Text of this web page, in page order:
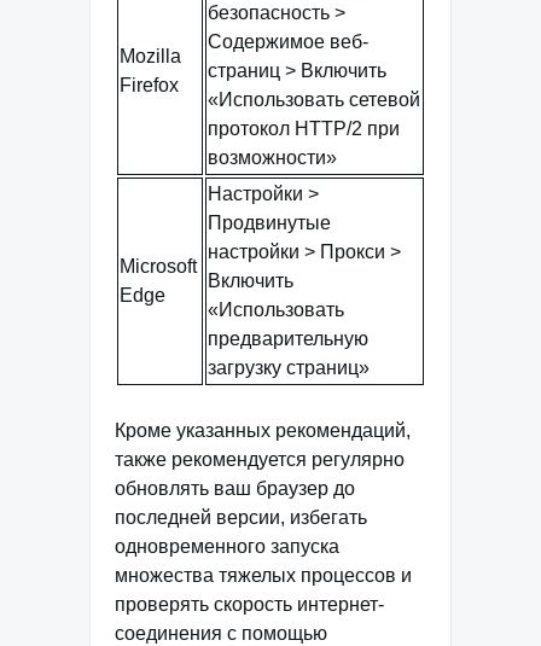
Mozilla
Firefox
безопасность >
Содержимое веб-
страниц > Включить
«Использовать сетевой
протокол HTTP/2 при
возможности»
Microsoft
Edge
Настройки >
Продвинутые
настройки > Прокси >
Включить
«Использовать
предварительную
загрузку страниц»
Кроме указанных рекомендаций,
также рекомендуется регулярно
обновлять ваш браузер до
последней версии, избегать
одновременного запуска
множества тяжелых процессов и
проверять скорость интернет-
соединения с помощью